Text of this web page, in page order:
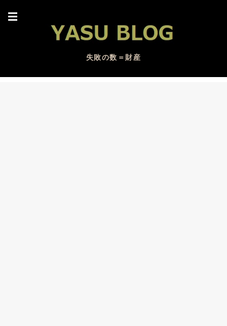
☰
失敗の数＝財産